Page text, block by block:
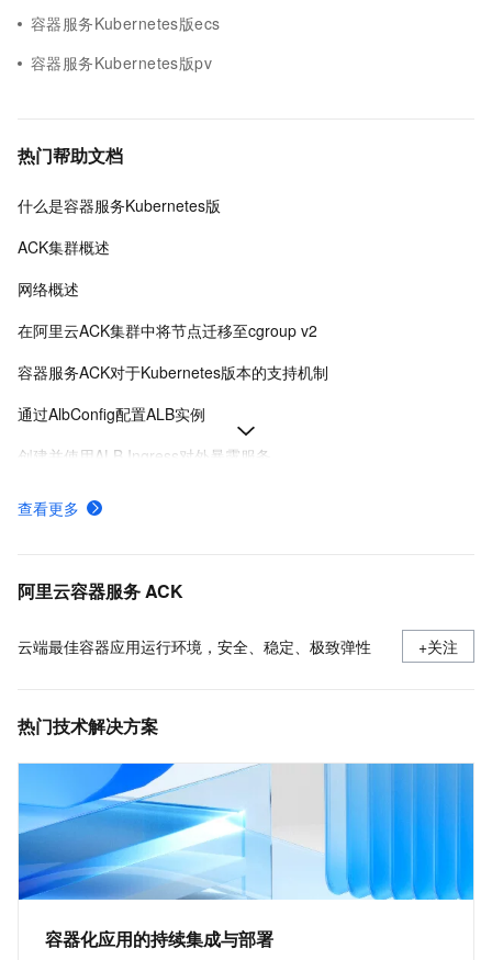
容器服务Kubernetes版ecs
容器服务Kubernetes版pv
热门帮助文档
什么是容器服务Kubernetes版
ACK集群概述
网络概述
在阿里云ACK集群中将节点迁移至cgroup v2
容器服务ACK对于Kubernetes版本的支持机制
通过AlbConfig配置ALB实例
创建并使用ALB Ingress对外暴露服务
Ingress概述
采集ACK集群容器日志（DaemonSet方式部署日志采集）
查看更多
阿里云容器服务 ACK
云端最佳容器应用运行环境，安全、稳定、极致弹性 +关注
热门技术解决方案
容器化应用的持续集成与部署